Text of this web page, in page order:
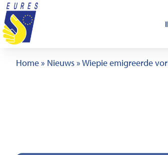
Ga naar de inhoud
Home» Nieuws»Wiepie emigreerde